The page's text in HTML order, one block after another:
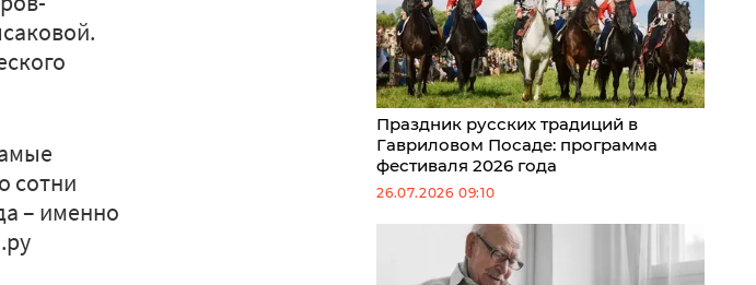
сотни
– именно
Праздник русских традиций в
Гавриловом Посаде: программа
фестиваля 2026 года
26.07.2026 09:10